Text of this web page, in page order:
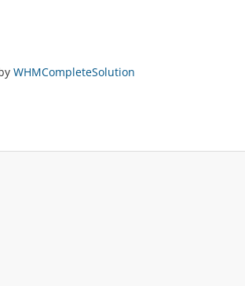
WHMCompleteSolution